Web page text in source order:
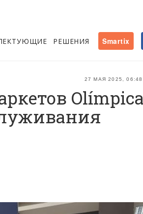
РЕШЕНИЯ Smartix
27 МАЯ 2025, 06:48
Olímpica